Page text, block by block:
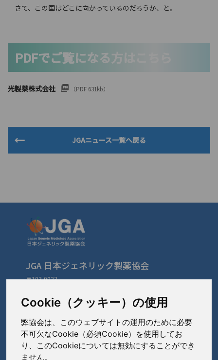
Cookie（クッキー）の使用
弊協会は、このウェブサイトの運用のために必要
不可欠なCookie（必須Cookie）を使用してお
り、このCookieについては無効にすることができ
ません。
さて、この国はどこに向かっているのだろうか、と。
PDFでご覧になる方はこちら
光製薬株式会社 （PDF 631kb）
JGAニュース一覧へ戻る
JGA 日本ジェネリック製薬協会
〒103-0023
TEL: 03-3279-1890 / FAX: 03-3241-2978
会員会社（あ〜さ）
あゆみ製薬株式会社